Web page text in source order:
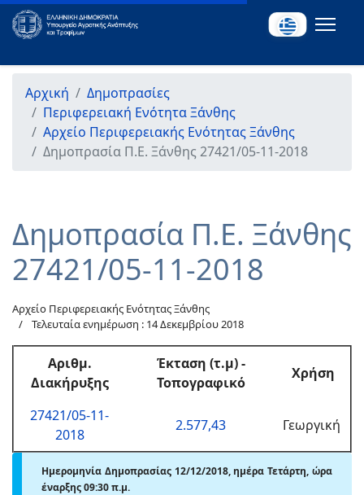
Αρχική
Δημοπρασίες
Περιφερειακή Ενότητα Ξάνθης
Αρχείο Περιφερειακής Ενότητας Ξάνθης
Δημοπρασία Π.Ε. Ξάνθης 27421/05-11-2018
Δημοπρασία Π.Ε. Ξάνθης
27421/05-11-2018
Αρχείο Περιφερειακής Ενότητας Ξάνθης
Τελευταία ενημέρωση : 14 Δεκεμβρίου 2018
Αριθμ.
Διακήρυξης
Έκταση (τ.μ)-
Τοπογραφικό
Χρήση
27421/05-11-
2018
2.577,43 Γεωργική
Ημερομηνία Δημοπρασίας 12/12/2018, ημέρα Τετάρτη, ώρα
έναρξης 09:30 π.μ.